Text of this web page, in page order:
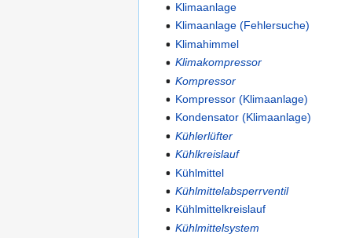
Klimaanlage
Klimaanlage (Fehlersuche)
Klimahimmel
Klimakompressor
Kompressor
Kompressor (Klimaanlage)
Kondensator (Klimaanlage)
Kühlerlüfter
Kühlkreislauf
Kühlmittel
Kühlmittelabsperrventil
Kühlmittelkreislauf
Kühlmittelsystem